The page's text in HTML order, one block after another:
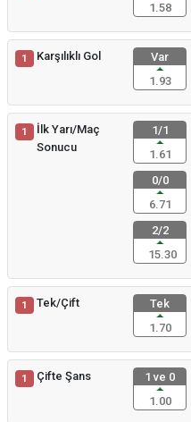
1.58
1 Karşılıklı Gol
Var
1.93
1
İlk Yarı/Maç
Sonucu
1/1
1.61
0/0
6.71
2/2
15.30
1 Tek/Çift
Tek
1.70
1 Çifte Şans
1 ve 0
1.00